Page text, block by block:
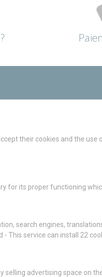
their cookies and the
for its proper functioning
search engines, translations,
- This service can install 22
selling advertising space on